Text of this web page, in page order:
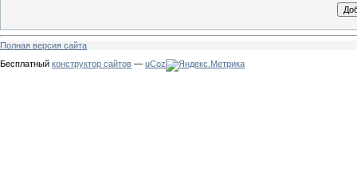
Полная версия сайта
Бесплатный конструктор сайтов — uCoz